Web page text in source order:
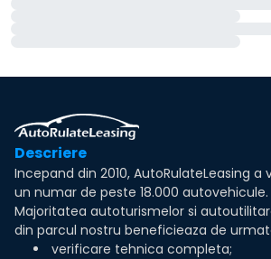
Descriere
Incepand din 2010, AutoRulateLeasing
un numar de peste 18.000 autovehicule.
Majoritatea autoturismelor si
din parcul nostru beneficieaza de
verificare tehnica completa;